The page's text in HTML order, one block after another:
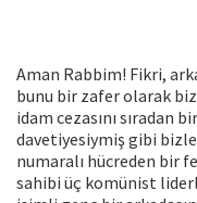
Aman Rabbim! Fikri,
bunu bir zafer olarak
idam cezasını sıradan
davetiyesiymiş gibi
numaralı hücreden bir
sahibi üç komünist